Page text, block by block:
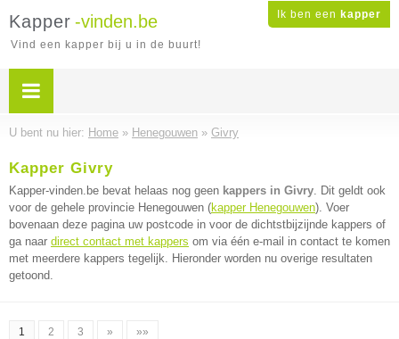
Ik ben een kapper
Kapper -vinden.be
Vind een kapper bij u in de buurt!
U bent nu hier: Home » Henegouwen » Givry
Kapper Givry
Kapper-vinden.be bevat helaas nog geen kappers in Givry. Dit geldt ook
voor de gehele provincie Henegouwen (kapper Henegouwen). Voer
bovenaan deze pagina uw postcode in voor de dichtstbijzijnde kappers of
ga naar direct contact met kappers om via één e-mail in contact te komen
met meerdere kappers tegelijk. Hieronder worden nu overige resultaten
getoond.
1 2 3 » »»